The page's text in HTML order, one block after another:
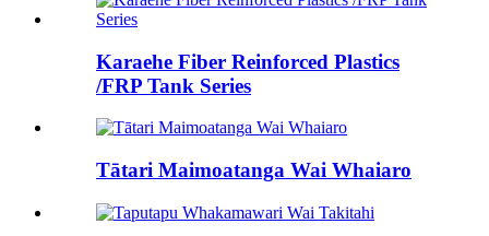
Karaehe Fiber Reinforced Plastics
/FRP Tank Series
Tātari Maimoatanga Wai Whaiaro